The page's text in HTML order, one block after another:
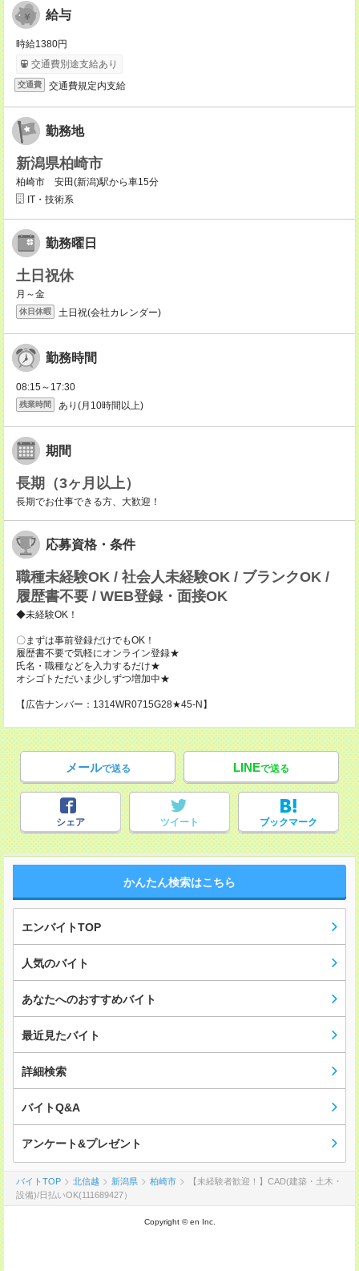
給与
時給1380円
交通費別途支給あり
交通費 交通費規定内支給
勤務地
新潟県柏崎市
柏崎市 安田(新潟)駅から車15分
IT・技術系
勤務曜日
土日祝休
月～金
休日休暇 土日祝(会社カレンダー)
勤務時間
08:15～17:30
残業時間 あり(月10時間以上)
期間
長期（3ヶ月以上）
長期でお仕事できる方、大歓迎！
応募資格・条件
職種未経験OK / 社会人未経験OK / ブランクOK /
履歴書不要 / WEB登録・面接OK
◆未経験OK！
〇まずは事前登録だけでもOK！
履歴書不要で気軽にオンライン登録★
氏名・職種などを入力するだけ★
オシゴトただいま少しずつ増加中★
【広告ナンバー：1314WR0715G28★45-N】
メールで送る LINEで送る
シェア ツイート ブックマーク
かんたん検索はこちら
エンバイトTOP
人気のバイト
あなたへのおすすめバイト
最近見たバイト
詳細検索
バイトQ&A
アンケート&プレゼント
バイトTOP 北信越 新潟県 柏崎市
【未経験者歓迎！】CAD(建築・土木・
設備)/日払いOK(111689427）
Copyright © en Inc.